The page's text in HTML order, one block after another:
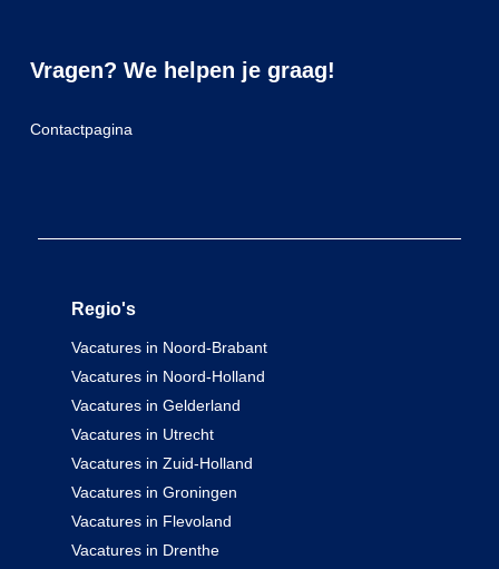
Vragen? We helpen je graag!
Contactpagina
Regio's
Vacatures in Noord-Brabant
Vacatures in Noord-Holland
Vacatures in Gelderland
Vacatures in Utrecht
Vacatures in Zuid-Holland
Vacatures in Groningen
Vacatures in Flevoland
Vacatures in Drenthe